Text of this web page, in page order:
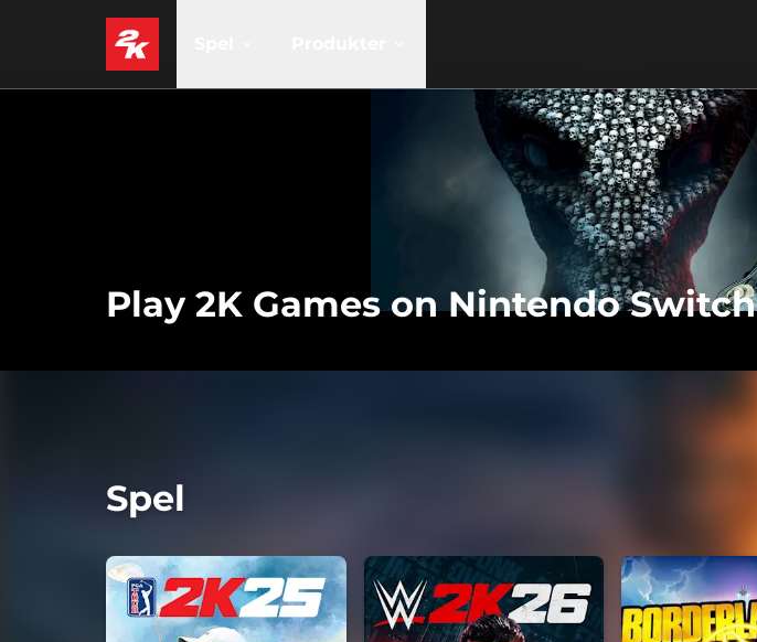
Play 2K Games on Nintendo Switch
Spel